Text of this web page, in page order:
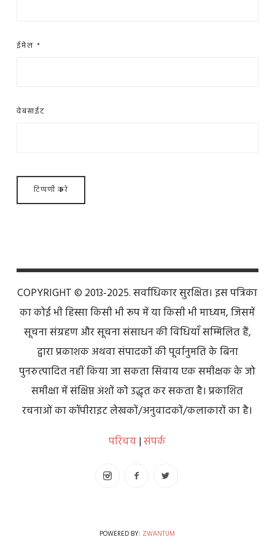
ईमेल *
वेबसाईट
COPYRIGHT © 2013-2025. सर्वाधिकार सुरक्षित। इस पत्रिका
का कोई भी हिस्सा किसी भी रूप में या किसी भी माध्यम, जिसमें
सूचना संग्रहण और सूचना संसाधन की विधियाँ सम्मिलित हैं,
द्वारा प्रकाशक अथवा संपादकों की पूर्वानुमति के बिना
पुनरुत्पादित नहीं किया जा सकता सिवाय एक समीक्षक के जो
समीक्षा में संक्षिप्त अंशों को उद्धृत कर सकता है। प्रकाशित
रचनाओं का कॉपीराइट लेखकों/अनुवादकों/कलाकारों का है।
परिचय|संपर्क
POWERED BY: ZWANTUM